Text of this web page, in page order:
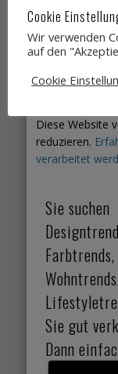
Kommentar
Diese Website
reduzieren.
verarbeitet
Sie suchen
Farbtrends,
Wohntrends,
Sie gut
Dann
Cookie
Wir verwenden
auf den
Cookie